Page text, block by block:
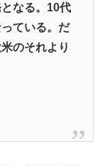
なる。10代
ている。だ
のそれより